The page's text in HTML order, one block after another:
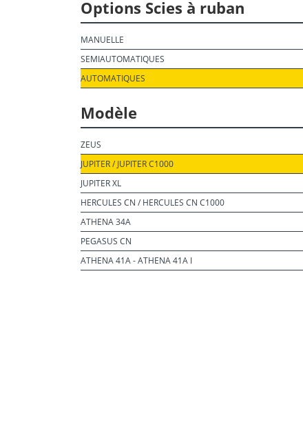
Options Scies à ruban
MANUELLE
SEMIAUTOMATIQUES
AUTOMATIQUES
Modèle
ZEUS
JUPITER / JUPITER C1000
JUPITER XL
HERCULES CN / HERCULES CN C1000
ATHENA 34A
PEGASUS CN
ATHENA 41A - ATHENA 41A I